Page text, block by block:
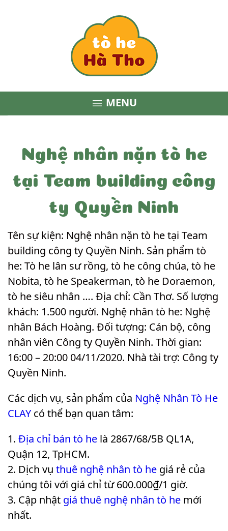
 MENU
Nghệ nhân nặn tò he
tại Team building công
ty Quyền Ninh
Tên sự kiện: Nghệ nhân nặn tò he tại Team
building công ty Quyền Ninh. Sản phẩm tò
he: Tò he lân sư rồng, tò he công chúa, tò he
Nobita, tò he Speakerman, tò he Doraemon,
tò he siêu nhân …. Địa chỉ: Cần Thơ. Số lượng
khách: 1.500 người. Nghệ nhân tò he: Nghệ
nhân Bách Hoàng. Đối tượng: Cán bộ, công
nhân viên Công ty Quyền Ninh. Thời gian:
16:00 – 20:00 04/11/2020. Nhà tài trợ: Công ty
Quyền Ninh.
Các dịch vụ, sản phẩm của Nghệ Nhân Tò He
CLAY có thể bạn quan tâm:
Địa chỉ bán tò he là 2867/68/5B QL1A,
Quận 12, TpHCM.
Dịch vụ thuê nghệ nhân tò he giá rẻ của
chúng tôi với giá chỉ từ 600.000₫/1 giờ.
Cập nhật giá thuê nghệ nhân tò he mới
nhất.